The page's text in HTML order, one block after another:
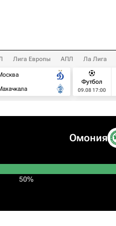
Лига Европы АПЛ Ла Лига
Футбол
09.08 17:00
Омония
50%